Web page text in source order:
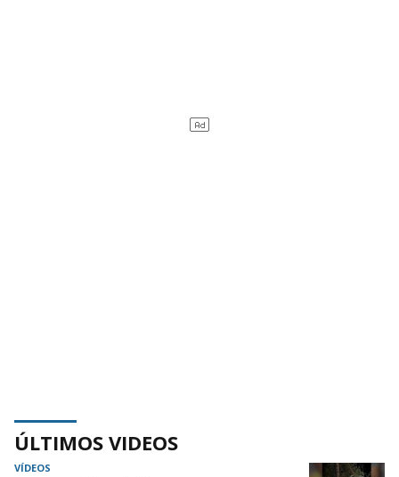
ÚLTIMOS VIDEOS
VÍDEOS